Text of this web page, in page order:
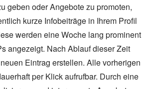
geben oder Angebote zu promoten,
kurze Infobeiträge in Ihrem Profil
werden eine Woche lang prominent
angezeigt. Nach Ablauf dieser Zeit
Eintrag erstellen. Alle vorherigen
per Klick aufrufbar. Durch eine